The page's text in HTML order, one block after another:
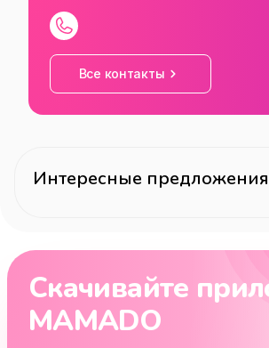
Все контакты
Интересные предложения
Скачивайте
MAMADO